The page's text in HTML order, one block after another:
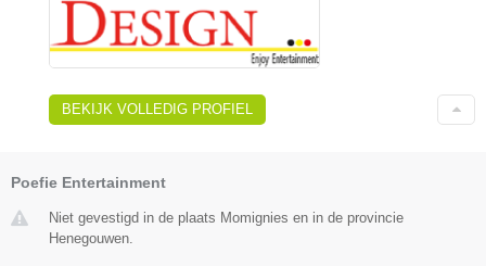
BEKIJK VOLLEDIG PROFIEL
Poefie Entertainment
Niet gevestigd in de plaats Momignies en in de provincie
Henegouwen.